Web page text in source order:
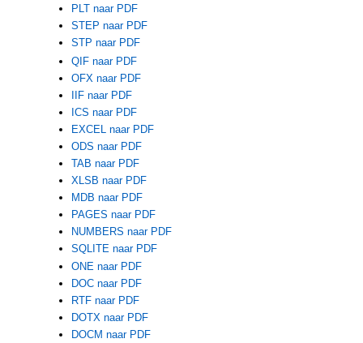
PLT naar PDF
STEP naar PDF
STP naar PDF
QIF naar PDF
OFX naar PDF
IIF naar PDF
ICS naar PDF
EXCEL naar PDF
ODS naar PDF
TAB naar PDF
XLSB naar PDF
MDB naar PDF
PAGES naar PDF
NUMBERS naar PDF
SQLITE naar PDF
ONE naar PDF
DOC naar PDF
RTF naar PDF
DOTX naar PDF
DOCM naar PDF